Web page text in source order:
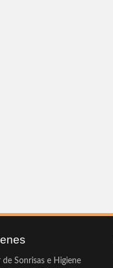
de Sonrisas e Higiene